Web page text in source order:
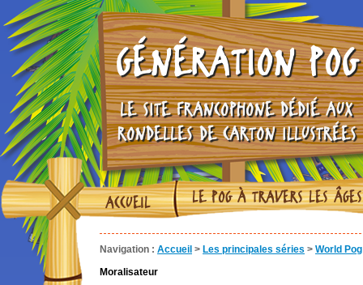
GÉNÉRATION POG
LE SITE FRANCOPHONE DÉDIÉ AUX
RONDELLES DE CARTON ILLUSTRÉES
ACCUEIL LE POG À TRAVERS LES ÂGES
Navigation : Accueil > Les principales séries > World
Moralisateur